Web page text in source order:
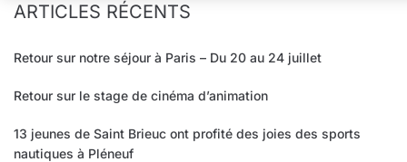
ARTICLES RÉCENTS
Retour sur notre séjour à Paris – Du 20 au 24 juillet
Retour sur le stage de cinéma d’animation
13 jeunes de Saint Brieuc ont profité des joies des sports
nautiques à Pléneuf